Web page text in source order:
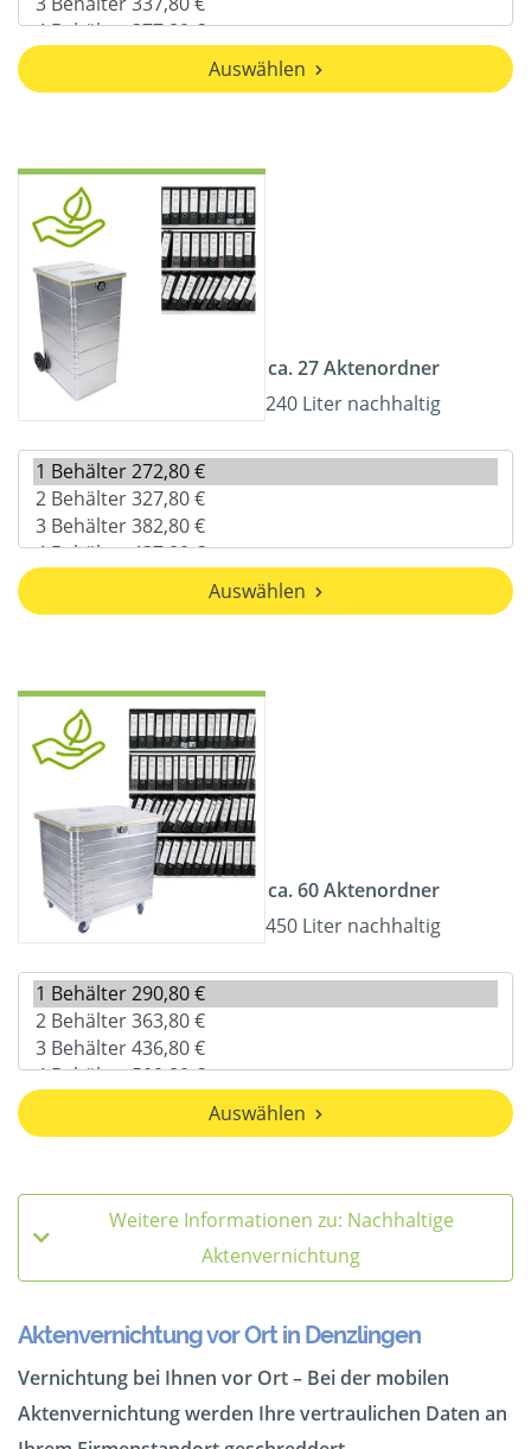
Auswählen
ca. 27 Aktenordner
240 Liter nachhaltig
Auswählen
ca. 60 Aktenordner
450 Liter nachhaltig
Auswählen
Weitere Informationen zu: Nachhaltige
Aktenvernichtung
Aktenvernichtung vor Ort in Denzlingen
Vernichtung bei Ihnen vor Ort – Bei der mobilen
Aktenvernichtung werden Ihre vertraulichen Daten an